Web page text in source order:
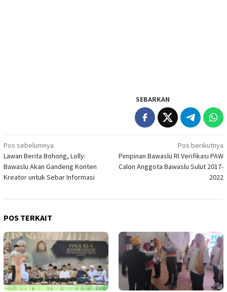
SEBARKAN
Navigasi
pos
Pos sebelumnya
Lawan Berita Bohong, Lolly:
Bawaslu Akan Gandeng Konten
Kreator untuk Sebar Informasi
Pos berikutnya
Pimpinan Bawaslu RI Verifikasi PAW
Calon Anggota Bawaslu Sulut 2017-
2022
POS TERKAIT